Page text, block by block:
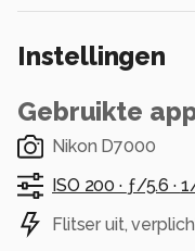
Instellingen
Gebruikte
Nikon D7000
ISO 200 · ƒ/5.6 ·
Flitser uit,